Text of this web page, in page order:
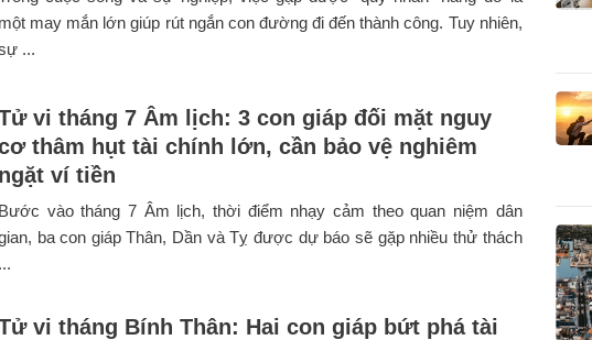
một may mắn lớn giúp rút ngắn con đường đi đến thành công. Tuy nhiên,
...
vi tháng 7 Âm lịch: 3 con giáp đối mặt nguy
thâm hụt tài chính lớn, cần bảo vệ nghiêm
ngặt ví tiền
Bước vào tháng 7 Âm lịch, thời điểm nhạy cảm theo quan niệm dân
ba con giáp Thân, Dần và Tỵ được dự báo sẽ gặp nhiều thử thách
...
vi tháng Bính Thân: Hai con giáp bứt phá tài